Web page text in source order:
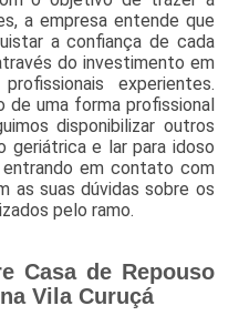
a empresa entende que
a confiança de cada
do investimento em
experientes.
de uma forma profissional
disponibilizar outros
geriátrica e lar para idoso
entrando em contato com
as suas dúvidas sobre os
pelo ramo.
Casa de Repouso
Vila Curuçá